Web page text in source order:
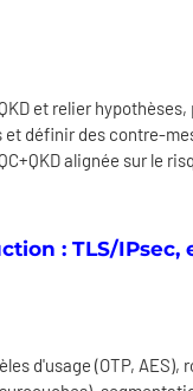
et relier
définir des contre-
alignée sur le
: TLS/
d'usage (OTP,